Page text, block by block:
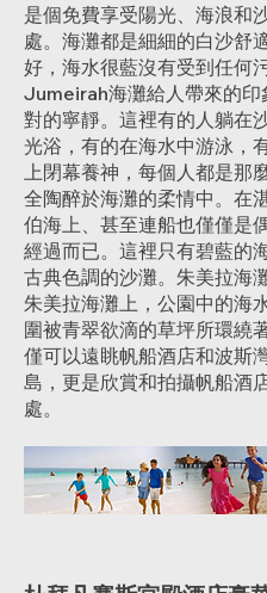
是個免費享受陽光、海浪和
處。海灘都是細細的白沙舒
好，海水很藍沒有受到任何污
Jumeirah海灘給人帶來的印
對的寧靜。這裡有的人躺在
光浴，有的在海水中游泳，
上閉幕養神，每個人都是那
全陶醉於海灘的柔情中。在
伯海上、甚至連船也僅僅是
經過而已。這裡只有碧藍的
古典色調的沙灘。朱美拉海
朱美拉海灘上，公園中的海
圍被青翠欲滴的草坪所環繞
僅可以遠眺帆船酒店和波斯
島，更是欣賞和拍攝帆船酒
處。